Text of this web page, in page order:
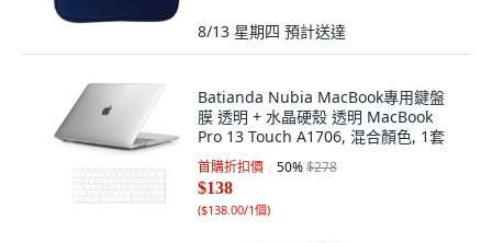
8/13 星期四 預計送達
Batianda Nubia MacBook專用鍵盤
膜 透明 + 水晶硬殼 透明 MacBook
Pro 13 Touch A1706, 混合顏色, 1套
首購折扣價 50%$278
$138
($138.00/1個)